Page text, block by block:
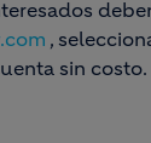
,
sin costo.